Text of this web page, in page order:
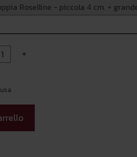
Roselline - piccola 4 cm. +
+